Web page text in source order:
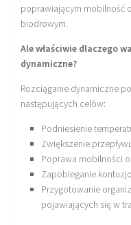
Zeszyt Trenera
Dziennik Piłkarza
Planer Trenera –
Program treningowy
Plan treningowy core
Plan treningowy
Program
Program
poprawiającym mobilność
biodrowym.
Ale właściwie dlaczego
dynamiczne?
Rozciąganie dynamiczne
następujących celów:
Podniesienie
Zwiększenie
Poprawa mobilności
Zapobieganie
Przygotowanie
pojawiających się w